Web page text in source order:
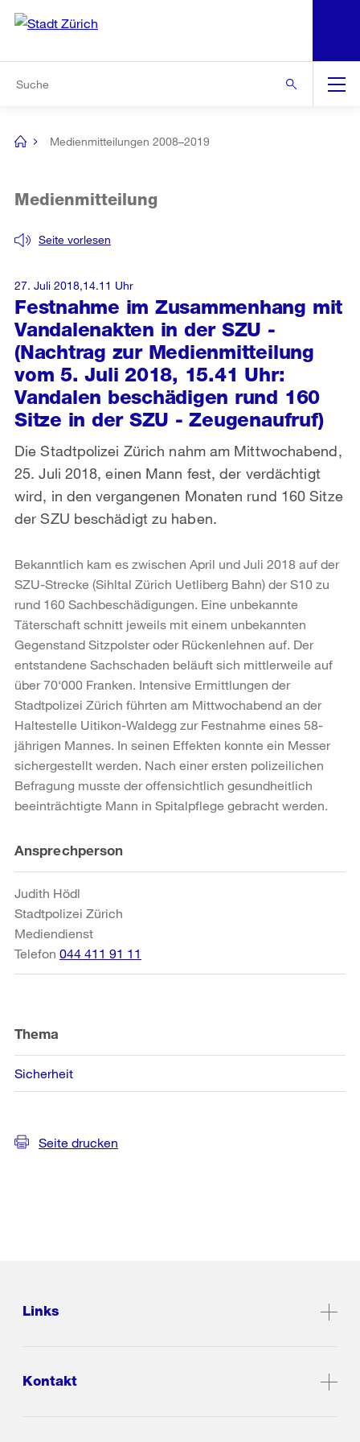
Navigation
[no
Medienmitteilungen 2008–2019
Festnahme im Zusammenhang mit
Vandalenakten in der SZU -
(Nachtrag zur Medienmitteilung
vom 5. Juli 2018, 15.41 Uhr:
Vandalen beschädigen rund 160
Sitze in der SZU - Zeugenaufruf)
Seite vorlesen
Medienmitteilung
Die Stadtpolizei Zürich nahm am Mittwochabend,
25. Juli 2018, einen Mann fest, der verdächtigt
wird, in den vergangenen Monaten rund 160 Sitze
der SZU beschädigt zu haben.
27. Juli 2018,14.11 Uhr
Bekanntlich kam es zwischen April und Juli 2018 auf der
SZU-Strecke (Sihltal Zürich Uetliberg Bahn) der S10 zu
rund 160 Sachbeschädigungen. Eine unbekannte
Täterschaft schnitt jeweils mit einem unbekannten
Gegenstand Sitzpolster oder Rückenlehnen auf. Der
entstandene Sachschaden beläuft sich mittlerweile auf
über 70‘000 Franken. Intensive Ermittlungen der
Stadtpolizei Zürich führten am Mittwochabend an der
Haltestelle Uitikon-Waldegg zur Festnahme eines 58-
jährigen Mannes. In seinen Effekten konnte ein Messer
sichergestellt werden. Nach einer ersten polizeilichen
Befragung musste der offensichtlich gesundheitlich
beeinträchtigte Mann in Spitalpflege gebracht werden.
Weitere
Informationen
Ansprechperson
Judith Hödl
Stadtpolizei Zürich
Mediendienst
Telefon 044 411 91 11
Thema
Sicherheit
Seite drucken
Links
Kontakt